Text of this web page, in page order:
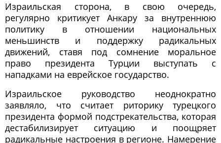
Израильская сторона, в свою очередь,
регулярно критикует Анкару за внутреннюю
политику в отношении национальных
меньшинств и поддержку радикальных
движений, ставя под сомнение моральное
право президента Турции выступать с
нападками на еврейское государство.
Израильское руководство неоднократно
заявляло, что считает риторику турецкого
президента формой подстрекательства, которая
дестабилизирует ситуацию и поощряет
радикальные настроения в регионе. Намерение